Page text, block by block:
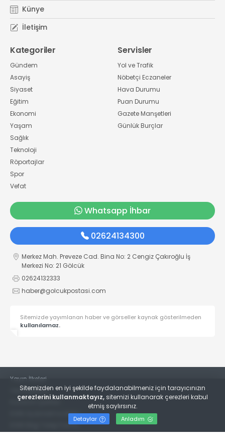
Künye
İletişim
Kategoriler
Gündem
Asayiş
Siyaset
Eğitim
Ekonomi
Yaşam
Sağlık
Teknoloji
Röportajlar
Spor
Vefat
Servisler
Yol ve Trafik
Nöbetçi Eczaneler
Hava Durumu
Puan Durumu
Gazete Manşetleri
Günlük Burçlar
Whatsapp İhbar
02624134300
Merkez Mah. Preveze Cad. Bina No: 2 Cengiz Çakıroğlu İş
Merkezi No: 21 Gölcük
02624132333
haber@golcukpostasi.com
Sitemizde yayımlanan haber ve görseller kaynak gösterilmeden
kullanılamaz.
Yayın İlkeleri
Veri Politikası
Kullanım Şartları
KVKK Aydınlatma Metni
KVKK Bilgi Talep Formu
Sitemizden en iyi şekilde faydalanabilmeniz için tarayıcınızın
çerezlerini kullanmaktayız, sitemizi kullanarak çerezleri kabul
etmiş saylırsınız.
Detaylar Anladım